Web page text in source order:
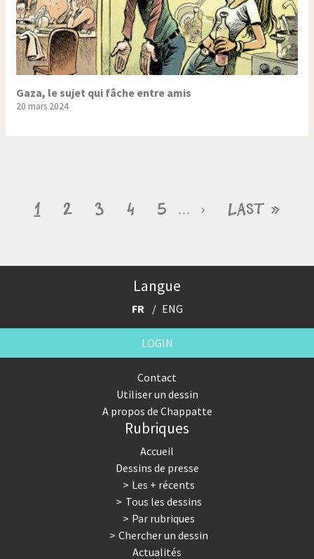
Gaza, le sujet qui fâche entre amis
20 mars 2024
Pagination
Page
1 Page
2 Page
3 Page
4 Page
5 …
Page
›
Dernière
Last »
Langue
FR ENG
LOGIN
Contact
Utiliser un dessin
A propos de Chappatte
Rubriques
Accueil
Dessins de presse
Les + récents
Tous les dessins
Par rubriques
Chercher un dessin
Actualités